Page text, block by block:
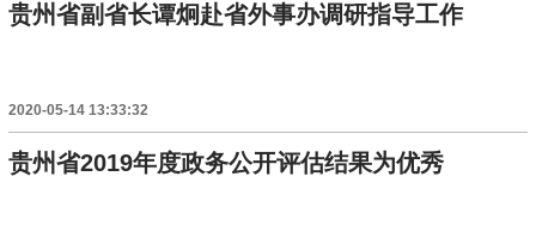
贵州省副省长谭炯赴省外事办调研指导工作
2020-05-14 13:33:32
贵州省2019年度政务公开评估结果为优秀